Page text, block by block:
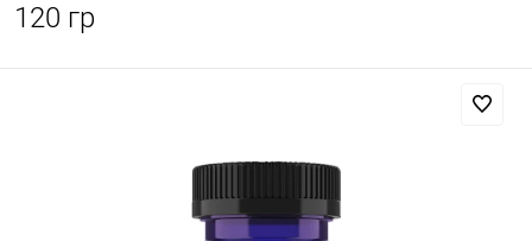
120 гр